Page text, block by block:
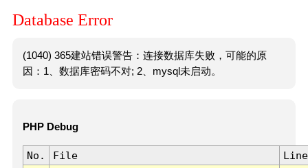
Database Error
(1040) 365建站错误警告：连接数据库失败，可能的原
因：1、数据库密码不对; 2、mysql未启动。
PHP Debug
No. File
Line